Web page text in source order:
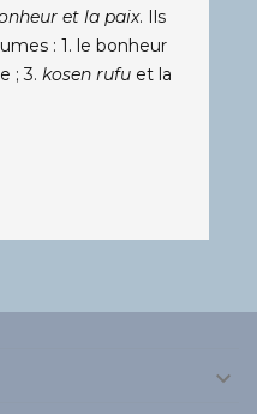
et la paix. Ils
: 1. le bonheur
; 3. kosen rufu et la
